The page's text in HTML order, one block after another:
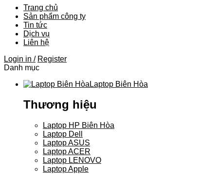
Trang chủ
Sản phẩm công ty
Tin tức
Dịch vụ
Liên hệ
Login in / Register
Danh mục
Laptop Biên Hòa
Thương hiệu
Laptop HP Biên Hòa
Laptop Dell
Laptop ASUS
Laptop ACER
Laptop LENOVO
Laptop Apple